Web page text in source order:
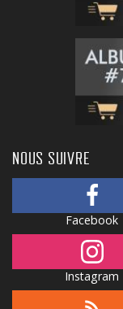
NOUS SUIVRE
Facebook
Instagram